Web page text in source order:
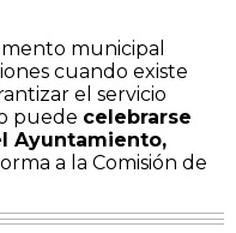
municipal
cuando existe
el servicio
puede celebrarse
Ayuntamiento,
a la Comisión de